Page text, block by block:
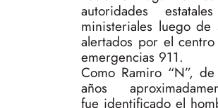
autoridades
ministeriales luego de
alertados por el
emergencias 911.
Como Ramiro “N”,
años
fue identificado el